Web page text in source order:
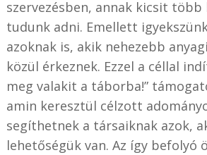
szervezésben, annak kicsit több
tudunk adni. Emellett
azoknak is, akik nehezebb
közül érkeznek. Ezzel a céllal
meg valakit a táborba!”
amin keresztül célzott
segíthetnek a társaiknak azok,
lehetőségük van. Az így befolyó